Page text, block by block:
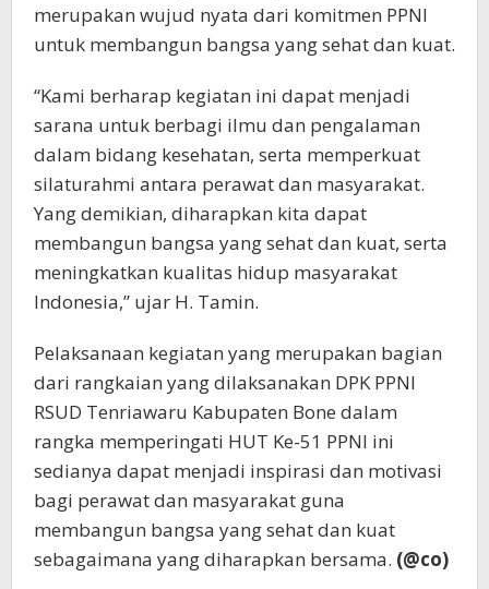
merupakan wujud nyata dari komitmen PPNI
untuk membangun bangsa yang sehat dan kuat.
“Kami berharap kegiatan ini dapat menjadi
sarana untuk berbagi ilmu dan pengalaman
dalam bidang kesehatan, serta memperkuat
silaturahmi antara perawat dan masyarakat.
Yang demikian, diharapkan kita dapat
membangun bangsa yang sehat dan kuat, serta
meningkatkan kualitas hidup masyarakat
Indonesia,” ujar H. Tamin.
Pelaksanaan kegiatan yang merupakan bagian
dari rangkaian yang dilaksanakan DPK PPNI
RSUD Tenriawaru Kabupaten Bone dalam
rangka memperingati HUT Ke-51 PPNI ini
sedianya dapat menjadi inspirasi dan motivasi
bagi perawat dan masyarakat guna
membangun bangsa yang sehat dan kuat
sebagaimana yang diharapkan bersama. (@co)